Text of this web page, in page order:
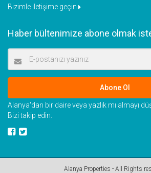
Bizimle iletişime geçin
Haber bültenimize abone olmak
Abone Ol
Alanya'dan bir daire veya yazlık mı almayı
Bizi takip edin.
Alanya Properties - All Rights